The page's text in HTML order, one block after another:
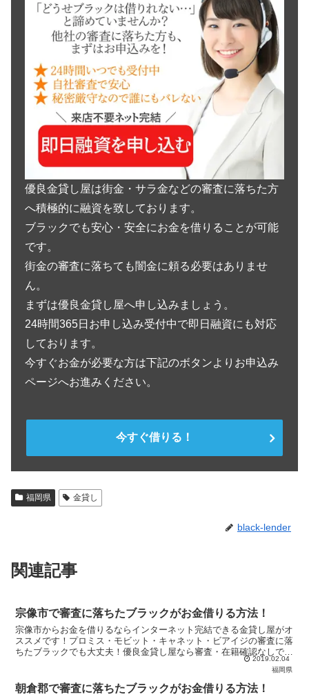
優良金貸し屋は街金・サラ金などの審査に落ちた方
へ積極的に融資を致しております。
ブラックでも安心・安全にお金を借りることが可能
です。
街金の審査に落ちても闇金に頼る必要はありませ
ん。
まずは優良金貸し屋へ申し込みましょう。
24時間365日お申し込み受付中で即日融資にも対応
しております。
今すぐお金が必要な方は下記のボタンよりお申込み
ページへお進みください。
今すぐ借りる！
福岡県 金貸し
black-lender
関連記事
宗像市で審査に落ちたブラックがお金借りる方法！
宗像市からお金を借りるならインターネット完結できる金貸し屋がオ
ススメです！プロミス・モビット・キャネット・ビアイジの審査に落
ちたブラックでも大丈夫！優良金貸し屋なら審査・在籍確認なしで必
ずキャッシング可能！急な出費にも絶対対応します！即日融資可能！
2019.02.04
福岡県
朝倉郡で審査に落ちたブラックがお金借りる方法！